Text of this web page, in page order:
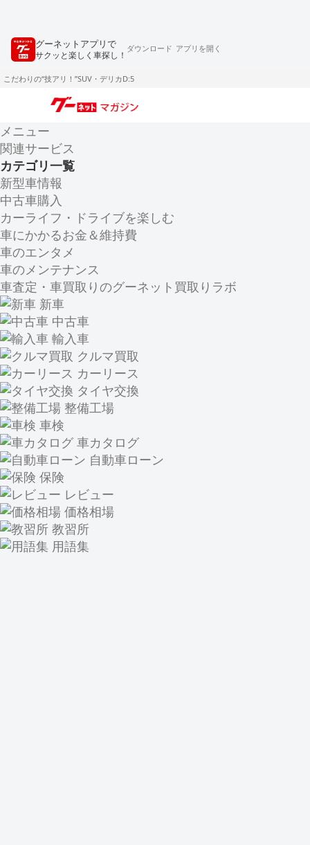
グーネットアプリで
サクッと楽しく車探し！
ダウンロード アプリを開く
こだわりの“技アリ！”SUV・デリカD:5
メニュー
関連サービス
カテゴリ一覧
新型車情報
中古車購入
カーライフ・ドライブを楽しむ
車にかかるお金＆維持費
車のエンタメ
車のメンテナンス
車査定・車買取りのグーネット買取りラボ
新車
中古車
輸入車
クルマ買取
カーリース
タイヤ交換
整備工場
車検
車カタログ
自動車ローン
保険
レビュー
価格相場
教習所
用語集